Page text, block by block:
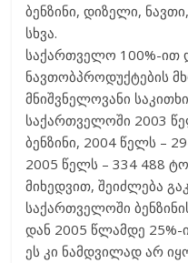
ბენზინი, დიზელი,
სხვა.
საქართველო 100%-ით
ნავთობპროდუქტების
მნიშვნელოვანი
საქართველოში 2003
ბენზინი, 2004 წელს –
2005 წელს – 334 488
მიხედვით, შეიძლება
საქართველოში
დან 2005 წლამდე 25%-
ეს კი ნამდვილად არ